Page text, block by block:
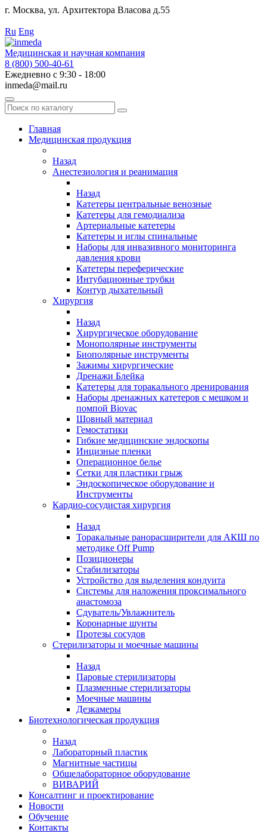
г. Москва, ул. Архитектора Власова д.55
Ru Eng
Медицинская и научная компания
8 (800) 500-40-61
Ежедневно с 9:30 - 18:00
inmeda@mail.ru
Поиск
по
каталогуГлавная
Медицинская продукция
Назад
Анестезиология и реанимация
Назад
Катетеры центральные венозные
Катетеры для гемодиализа
Артериальные катетеры
Катетеры и иглы спинальные
Наборы для инвазивного мониторинга
давления крови
Катетеры переферические
Интубационные трубки
Контур дыхательный
Хирургия
Назад
Хирургическое оборудование
Монополярные инструменты
Биополярные инструменты
Зажимы хирургические
Дренажи Блейка
Катетеры для торакального дренирования
Наборы дренажных катетеров с мешком и
помпой Biovac
Шовный материал
Гемостатики
Гибкие медицинские эндоскопы
Инцизные пленки
Операционное белье
Сетки для пластики грыж
Эндоскопическое оборудование и
Инструменты
Кардио-сосудистая хирургия
Назад
Торакальные ранорасширители для АКШ по
методике Off Pump
Позиционеры
Стабилизаторы
Устройство для выделения кондуита
Системы для наложения проксимального
анастомоза
Сдуватель/Увлажнитель
Коронарные шунты
Протезы сосудов
Стерилизаторы и моечные машины
Назад
Паровые стерилизаторы
Плазменные стерилизаторы
Моечные машины
Дезкамеры
Биотехнологическая продукция
Назад
Лабораторный пластик
Магнитные частицы
Общелабораторное оборудование
ВИВАРИЙ
Консалтинг и проектирование
Новости
Обучение
Контакты